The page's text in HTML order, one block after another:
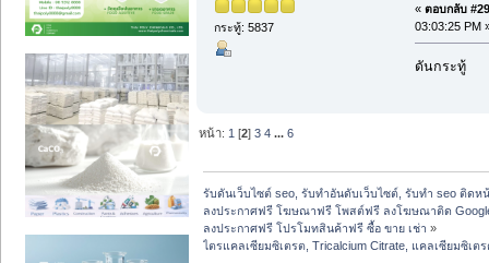
กระทู้: 5837
« ตอบกลับ
03:03:25 PM
ดันกระทู้
หน้า: 1 [2]3 4 ...6
รับดันเว็บไซต์ seo, รับทำอันดับเว็บไซต์, รับทำ seo ติดห
ลงประกาศฟรี โฆษณาฟรี โพสต์ฟรี ลงโฆษณาติด
ลงประกาศฟรี โปรโมทสินค้าฟรี ซื้อ ขาย เช่า »
ไตรแคลเซียมซิเตรต, Tricalcium Citrate, แคลเซียมซิเต